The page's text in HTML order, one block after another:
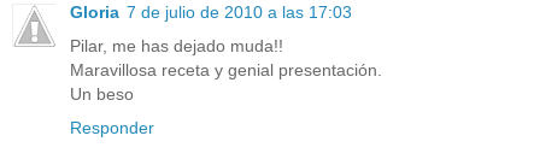
Gloria 7 de julio de 2010 a las 17:03
Pilar, me has dejado muda!!
Maravillosa receta y genial presentación.
Un beso
Responder